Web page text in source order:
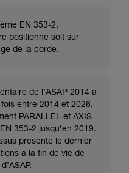
EN 353-2,
positionné soit sur
de la corde.
de l’ASAP 2014 a
entre 2014 et 2026,
PARALLEL et AXIS
353-2 jusqu’en 2019.
présente le dernier
à la fin de vie de